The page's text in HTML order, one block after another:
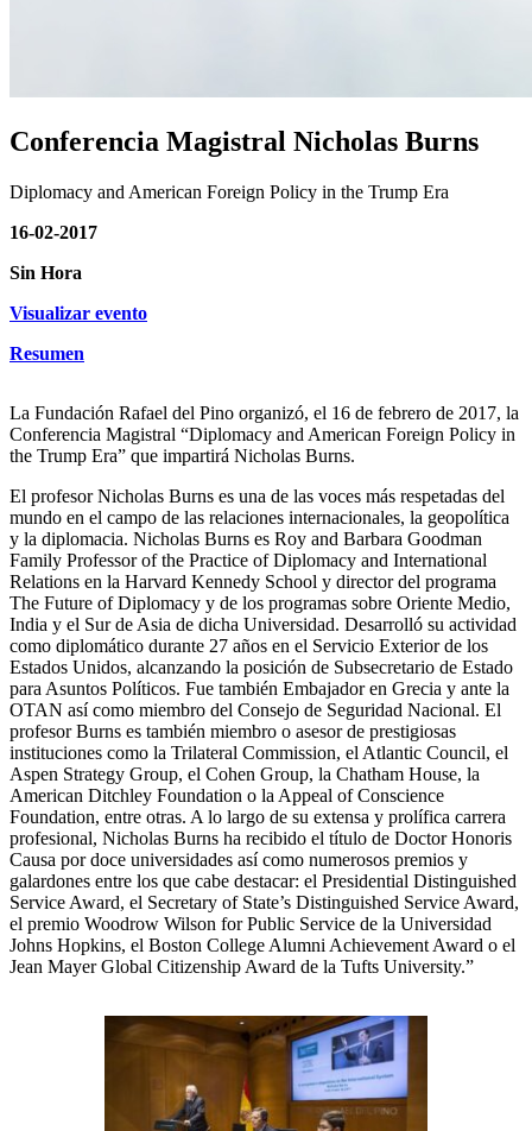
Conferencia Magistral Nicholas Burns
Diplomacy and American Foreign Policy in the Trump Era
16-02-2017
Sin Hora
Visualizar evento
Resumen
La Fundación Rafael del Pino organizó, el 16 de febrero de 2017, la
Conferencia Magistral “Diplomacy and American Foreign Policy in
the Trump Era” que impartirá Nicholas Burns.
El profesor Nicholas Burns es una de las voces más respetadas del
mundo en el campo de las relaciones internacionales, la geopolítica
y la diplomacia. Nicholas Burns es Roy and Barbara Goodman
Family Professor of the Practice of Diplomacy and International
Relations en la Harvard Kennedy School y director del programa
The Future of Diplomacy y de los programas sobre Oriente Medio,
India y el Sur de Asia de dicha Universidad. Desarrolló su actividad
como diplomático durante 27 años en el Servicio Exterior de los
Estados Unidos, alcanzando la posición de Subsecretario de Estado
para Asuntos Políticos. Fue también Embajador en Grecia y ante la
OTAN así como miembro del Consejo de Seguridad Nacional. El
profesor Burns es también miembro o asesor de prestigiosas
instituciones como la Trilateral Commission, el Atlantic Council, el
Aspen Strategy Group, el Cohen Group, la Chatham House, la
American Ditchley Foundation o la Appeal of Conscience
Foundation, entre otras. A lo largo de su extensa y prolífica carrera
profesional, Nicholas Burns ha recibido el título de Doctor Honoris
Causa por doce universidades así como numerosos premios y
galardones entre los que cabe destacar: el Presidential Distinguished
Service Award, el Secretary of State’s Distinguished Service Award,
el premio Woodrow Wilson for Public Service de la Universidad
Johns Hopkins, el Boston College Alumni Achievement Award o el
Jean Mayer Global Citizenship Award de la Tufts University.”